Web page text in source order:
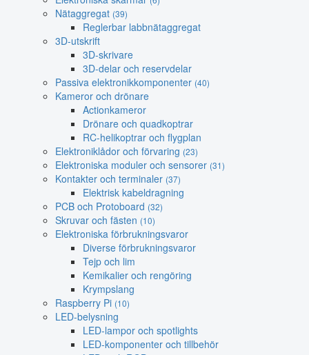
Nätaggregat (39)
Reglerbar labbnätaggregat
3D-utskrift
3D-skrivare
3D-delar och reservdelar
Passiva elektronikkomponenter (40)
Kameror och drönare
Actionkameror
Drönare och quadkoptrar
RC-helikoptrar och flygplan
Elektroniklådor och förvaring (23)
Elektroniska moduler och sensorer (31)
Kontakter och terminaler (37)
Elektrisk kabeldragning
PCB och Protoboard (32)
Skruvar och fästen (10)
Elektroniska förbrukningsvaror
Diverse förbrukningsvaror
Tejp och lim
Kemikalier och rengöring
Krympslang
Raspberry Pi (10)
LED-belysning
LED-lampor och spotlights
LED-komponenter och tillbehör